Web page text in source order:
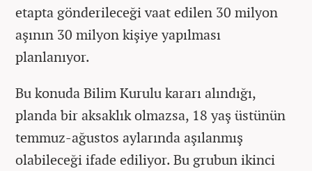
etapta gönderileceği vaat edilen 30 milyon
aşının 30 milyon kişiye yapılması
planlanıyor.
Bu konuda Bilim Kurulu kararı alındığı,
planda bir aksaklık olmazsa, 18 yaş üstünün
temmuz-ağustos aylarında aşılanmış
olabileceği ifade ediliyor. Bu grubun ikinci